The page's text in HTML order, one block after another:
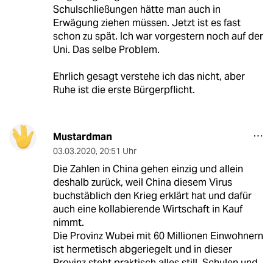
Schulschließungen hätte man auch in
Erwägung ziehen müssen. Jetzt ist es fast
schon zu spät. Ich war vorgestern noch auf der
Uni. Das selbe Problem.
Ehrlich gesagt verstehe ich das nicht, aber
Ruhe ist die erste Bürgerpflicht.
Mustardman
03.03.2020, 20:51 Uhr
Die Zahlen in China gehen einzig und allein
deshalb zurück, weil China diesem Virus
buchstäblich den Krieg erklärt hat und dafür
auch eine kollabierende Wirtschaft in Kauf
nimmt.
Die Provinz Wubei mit 60 Millionen Einwohnern
ist hermetisch abgeriegelt und in dieser